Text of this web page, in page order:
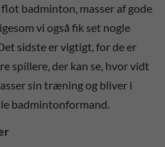
badminton, masser af gode
vi også fik set nogle
sidste er vigtigt, for de er
spillere, der kan se, hvor vidt
sin træning og bliver i
badmintonformand.